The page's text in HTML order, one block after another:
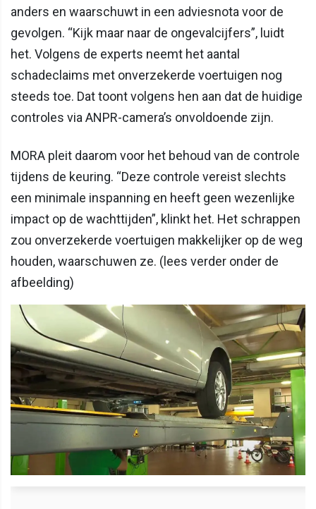
anders en waarschuwt in een adviesnota voor de
gevolgen. “Kijk maar naar de ongevalcijfers”, luidt
het. Volgens de experts neemt het aantal
schadeclaims met onverzekerde voertuigen nog
steeds toe. Dat toont volgens hen aan dat de huidige
controles via ANPR-camera’s onvoldoende zijn.
MORA pleit daarom voor het behoud van de controle
tijdens de keuring. “Deze controle vereist slechts
een minimale inspanning en heeft geen wezenlijke
impact op de wachttijden”, klinkt het. Het schrappen
zou onverzekerde voertuigen makkelijker op de weg
houden, waarschuwen ze. (lees verder onder de
afbeelding)